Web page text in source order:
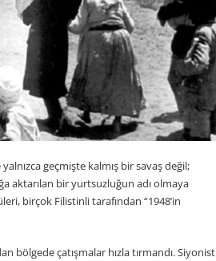
geçmişte kalmış bir savaş değil;
aktarılan bir yurtsuzluğun adı olmaya
birçok Filistinli tarafından “1948’in
bölgede çatışmalar hızla tırmandı. Siyonist